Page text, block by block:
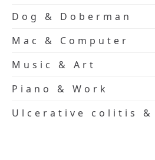
Dog & Doberman
Mac & Computer
Music & Art
Piano & Work
Ulcerative colitis &